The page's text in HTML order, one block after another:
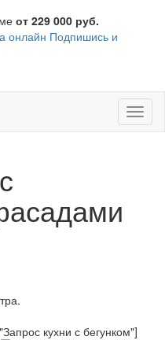
от 229 000 руб.
онлайн Подпишись и
кухни с бегунком"]